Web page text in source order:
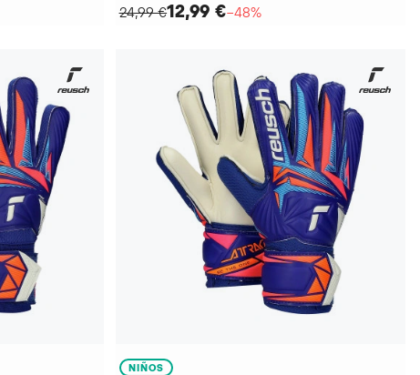
24,99 €12,99 €−48%
NIÑOS